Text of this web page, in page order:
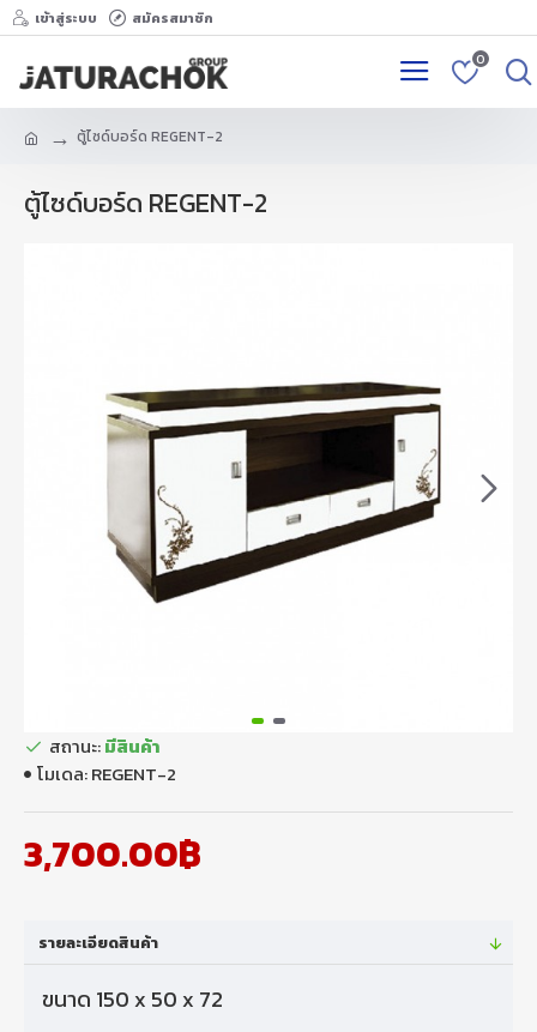
เข้าสู่ระบบ สมัครสมาชิก
0
ตู้ไซด์บอร์ด REGENT-2
ตู้ไซด์บอร์ด REGENT-2
3,700.00฿
สถานะ:มีสินค้า
โมเดล:REGENT-2
รายละเอียดสินค้า
ขนาด 150 x 50 x 72